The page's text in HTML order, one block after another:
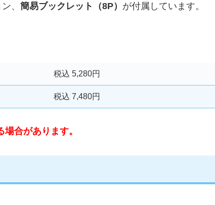
、 簡易ブックレット（8P） が付属しています。
税込 5,280円
税込 7,480円
合があります。